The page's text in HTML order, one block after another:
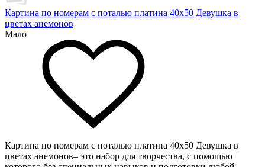
Картина по номерам с поталью платина 40х50 Девушка в
цветах анемонов
Мало
Картина по номерам с поталью платина 40х50 Девушка в
цветах анемонов– это набор для творчества, с помощью